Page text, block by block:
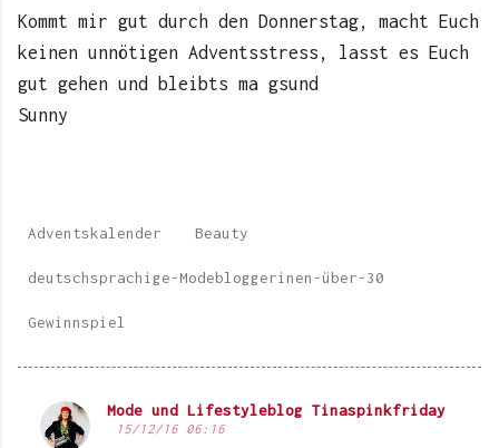
Kommt mir gut durch den Donnerstag, macht Euch
keinen unnötigen Adventsstress, lasst es Euch
gut gehen und bleibts ma gsund
Sunny
Adventskalender Beauty
deutschsprachige-Modebloggerinen-über-30
Gewinnspiel
K
Mode und Lifestyleblog Tinaspinkfriday
15/12/16 06:16